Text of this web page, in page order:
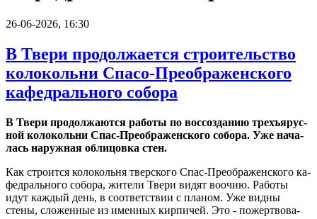
26-06-2026, 16:30
В Твери продолжается строительство
колокольни Спасо-Преображенского
кафедрального собора
В Твери про­дол­жа­ют­ся ра­бо­ты по вос­со­зда­нию трехъ­ярус­
ной ко­ло­коль­ни Спас-Пре­об­ра­жен­ско­го со­бо­ра. Уже на­ча­
лась на­руж­ная об­ли­цов­ка стен.
Как стро­ит­ся ко­ло­коль­ня твер­ско­го Спас-Пре­об­ра­жен­ско­го ка­
фед­раль­но­го со­бо­ра, жи­те­ли Твери видят во­очию. Ра­бо­ты
идут каж­дый день, в со­от­вет­ствии с пла­ном. Уже видны
стены, сло­жен­ные из имен­ных кир­пи­чей. Это - по­жерт­во­ва­